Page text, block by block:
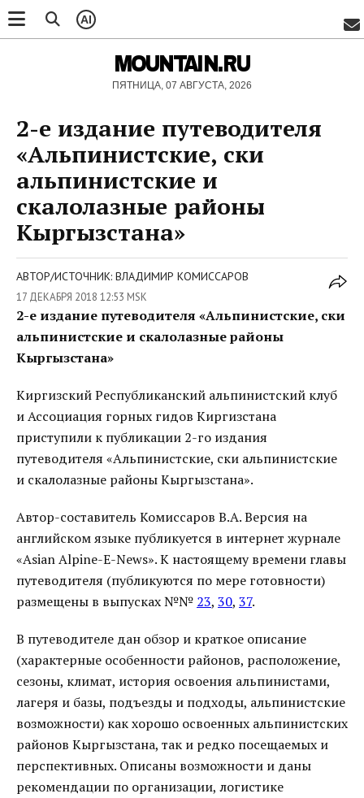
AI
MOUNTAIN.RU
ПЯТНИЦА, 07 АВГУСТА, 2026
2-е издание путеводителя
«Альпинистские, ски
альпинистские и
скалолазные районы
Кыргызстана»
АВТОР/ИСТОЧНИК: ВЛАДИМИР КОМИССАРОВ
17 ДЕКАБРЯ 2018 12:53 MSK
2-е издание путеводителя «Альпинистские, ски
альпинистские и скалолазные районы
Кыргызстана»
Киргизский Республиканский альпинистский клуб
и Ассоциация горных гидов Киргизстана
приступили к публикации 2-го издания
путеводителя «Альпинистские, ски альпинистские
и скалолазные районы Кыргызстана».
Автор-составитель Комиссаров В.А. Версия на
английском языке публикуется в интернет журнале
«Asian Alpine-E-News». К настоящему времени главы
путеводителя (публикуются по мере готовности)
размещены в выпусках №№ 23, 30, 37.
В путеводителе дан обзор и краткое описание
(характерные особенности районов, расположение,
сезоны, климат, история освоения альпинистами,
лагеря и базы, подъезды и подходы, альпинистские
возможности) как хорошо освоенных альпинистских
районов Кыргызстана, так и редко посещаемых и
перспективных. Описаны возможности и даны
рекомендации по организации, логистике